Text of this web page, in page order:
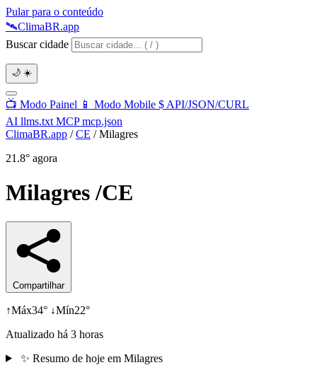
Pular para o conteúdo
🛰️ClimaBR.app
Buscar cidade
🌙 ☀️
📺 Modo Painel 📱 Modo Mobile $ API/JSON/CURL
AI llms.txt MCPmcp.json
ClimaBR.app / CE / Milagres
21.8° agora
Milagres/CE
Compartilhar
↑Máx34° ↓Mín22°
Atualizado há 3 horas
✨ Resumo de hoje em Milagres